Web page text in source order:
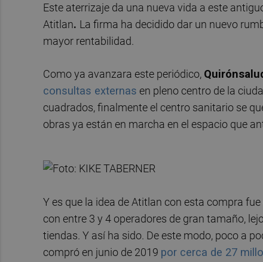
Este aterrizaje da una nueva vida a este
Atitlan. La firma ha decidido dar un nuevo
mayor rentabilidad.
Como ya avanzara este periódico,
consultas externas en pleno centro de la
cuadrados, finalmente el centro sanitario se
obras ya están en marcha en el espacio que
Y es que la idea de Atitlan con esta compra
con entre 3 y 4 operadores de gran tamaño,
tiendas. Y así ha sido. De este modo, poco a
compró en junio de 2019 por cerca de 27